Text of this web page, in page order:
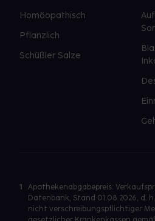
Homöopathisch
Pflanzlich
Schüßler Salze
1
Apothekenabgabepreis:
Datenbank, Stand 01.08.2026, d.
nicht verschreibungspflichtiger